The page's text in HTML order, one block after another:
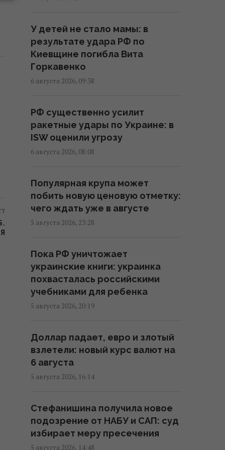
05:32 четверг, 06 августа 2026
Путин перестраивает боевые
действия в Украине: в WSJ
Новый уровень эскалации: The
Guardian о взрывчатке возле
23:57 среда, 05 августа 2026
Путинские войска устраивают
23:34 среда, 05 августа 2026
ИИ, спутники и баллистика: NYT
о силе и слабости Украины в
Сколько иностранцев воюют за
Украину: Решетилова дала
Зеленский допустил, что
партнеры придержали
У детей не стало мамы: в
результате удара РФ по
Киевщине погибла Вита
Горкавенко
6 августа 2026, 09:38
РФ существенно усилит
ракетные удары по Украине: в
ISW оценили угрозу
6 августа 2026, 08:08
Популярная крупа может
побить новую ценовую отметку:
чего ждать уже в августе
5 августа 2026, 23:28
Пока РФ уничтожает
украинские книги: украинка
похвасталась российскими
учебниками для ребенка
5 августа 2026, 20:19
Доллар падает, евро и злотый
взлетели: новый курс валют на
6 августа
5 августа 2026, 16:14
Стефанишина получила новое
подозрение от НАБУ и САП: суд
избирает меру пресечения
5 августа 2026, 14:48